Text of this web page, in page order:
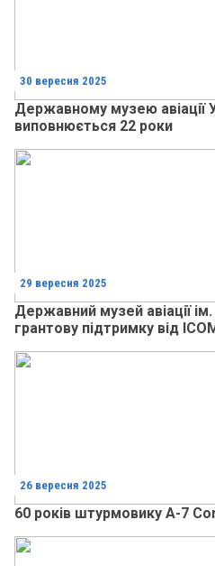
30 вересня 2025
Державному музею авіації
виповнюється 22 роки
29 вересня 2025
Державний музей авіації
грантову підтримку від
26 вересня 2025
60 років штурмовику A-7